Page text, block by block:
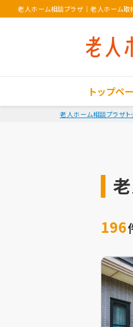
老人ホーム相談プラザ ｜老人ホーム取
トップペ
老人ホーム相談プラザト
196